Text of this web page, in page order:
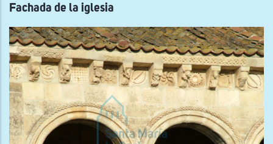
Fachada de la iglesia